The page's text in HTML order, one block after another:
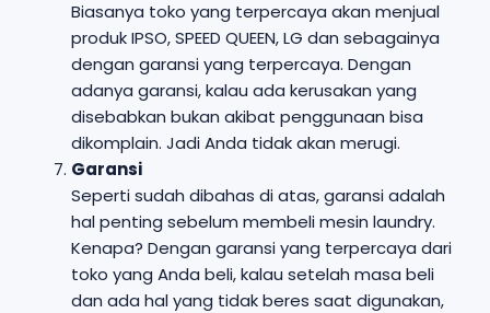
Biasanya toko yang terpercaya akan menjual
produk IPSO, SPEED QUEEN, LG dan sebagainya
dengan garansi yang terpercaya. Dengan
adanya garansi, kalau ada kerusakan yang
disebabkan bukan akibat penggunaan bisa
dikomplain. Jadi Anda tidak akan merugi.
Garansi
Seperti sudah dibahas di atas, garansi adalah
hal penting sebelum membeli mesin laundry.
Kenapa? Dengan garansi yang terpercaya dari
toko yang Anda beli, kalau setelah masa beli
dan ada hal yang tidak beres saat digunakan,